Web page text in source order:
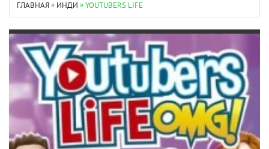
ГЛАВНАЯ» ИНДИ » YOUTUBERS LIFE